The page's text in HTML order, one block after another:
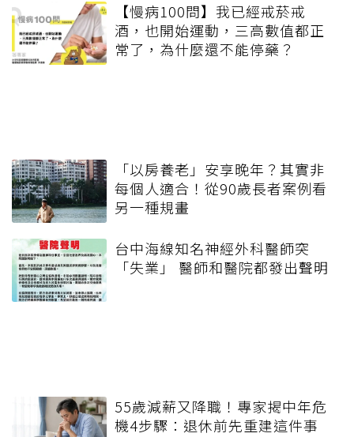
【慢病100問】我已經戒菸戒
酒，也開始運動，三高數值都正
常了，為什麼還不能停藥？
「以房養老」安享晚年？其實非
每個人適合！從90歲長者案例看
另一種規畫
台中海線知名神經外科醫師突
「失業」 醫師和醫院都發出聲明
55歲減薪又降職！專家揭中年危
機4步驟：退休前先重建這件事